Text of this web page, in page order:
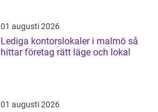
01 augusti 2026
Lediga kontorslokaler i malmö så
hittar företag rätt läge och lokal
01 augusti 2026